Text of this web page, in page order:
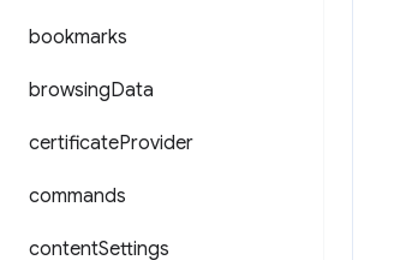
bookmarks
browsingData
certificateProvider
commands
contentSettings